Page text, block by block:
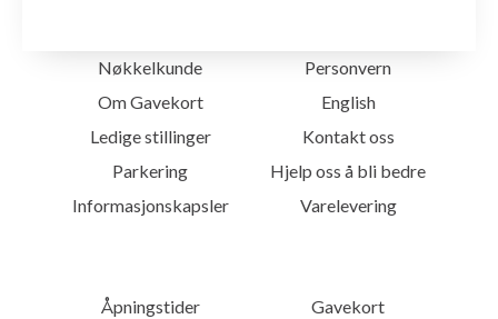
Åpningstider
Gavekort
Nøkkelkunde
Om Gavekort
Ledige stillinger
Parkering
Informasjonskapsler
Personvern
English
Kontakt oss
Hjelp oss å bli bedre
Varelevering